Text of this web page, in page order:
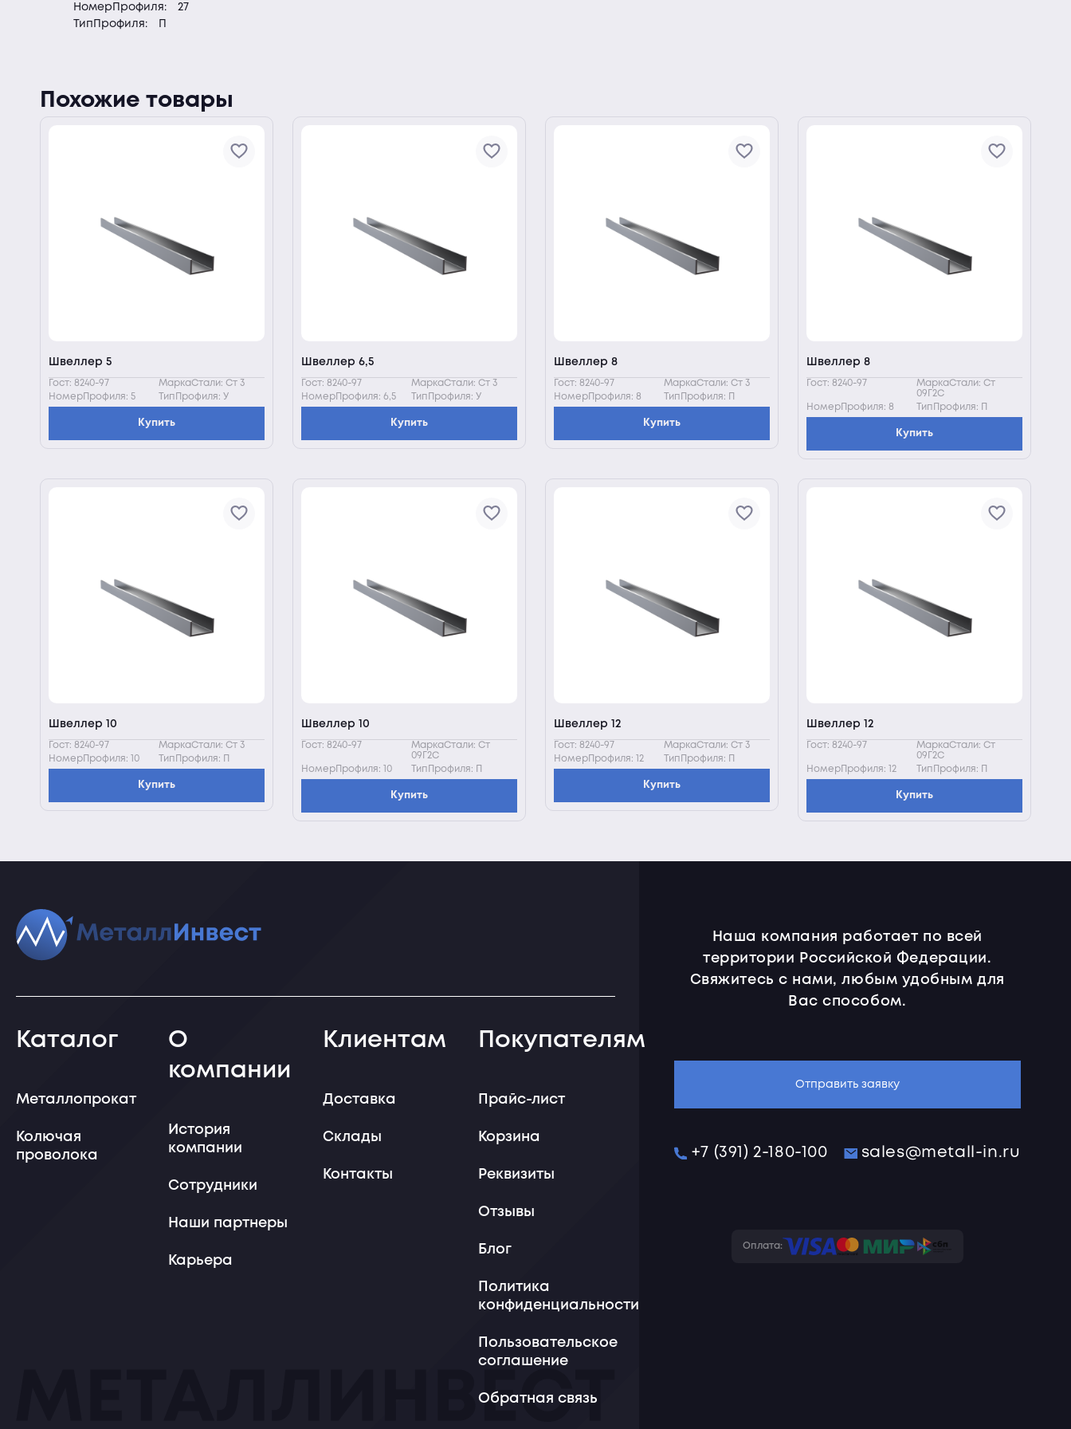
НомерПрофиля:
27
ТипПрофиля:
П
Похожие товары
Швеллер 5
Гост: 8240-97
МаркаСтали: Ст 3
НомерПрофиля: 5
ТипПрофиля: У
Купить
Швеллер 6,5
Гост: 8240-97
МаркаСтали: Ст 3
НомерПрофиля: 6,5
ТипПрофиля: У
Купить
Швеллер 8
Гост: 8240-97
МаркаСтали: Ст 3
НомерПрофиля: 8
ТипПрофиля: П
Купить
Швеллер 8
Гост: 8240-97
МаркаСтали: Ст
09Г2С
НомерПрофиля: 8
ТипПрофиля: П
Купить
Швеллер 10
Гост: 8240-97
МаркаСтали: Ст 3
НомерПрофиля: 10
ТипПрофиля: П
Купить
Швеллер 10
Гост: 8240-97
МаркаСтали: Ст
09Г2С
НомерПрофиля: 10
ТипПрофиля: П
Купить
Швеллер 12
Гост: 8240-97
МаркаСтали: Ст 3
НомерПрофиля: 12
ТипПрофиля: П
Купить
Швеллер 12
Гост: 8240-97
МаркаСтали: Ст
09Г2С
НомерПрофиля: 12
ТипПрофиля: П
Купить
Каталог
Металлопрокат
Колючая
проволока
О
компании
История
компании
Сотрудники
Наши партнеры
Карьера
Клиентам
Доставка
Склады
Контакты
Покупателям
Прайс-лист
Корзина
Реквизиты
Отзывы
Блог
Политика
конфиденциальности
Пользовательское
соглашение
Обратная связь
Наша компания работает по всей
территории Российской Федерации.
Свяжитесь с нами, любым удобным для
Вас способом.
Отправить заявку
+7 (391) 2-180-100 sales@metall-in.ru
Оплата: